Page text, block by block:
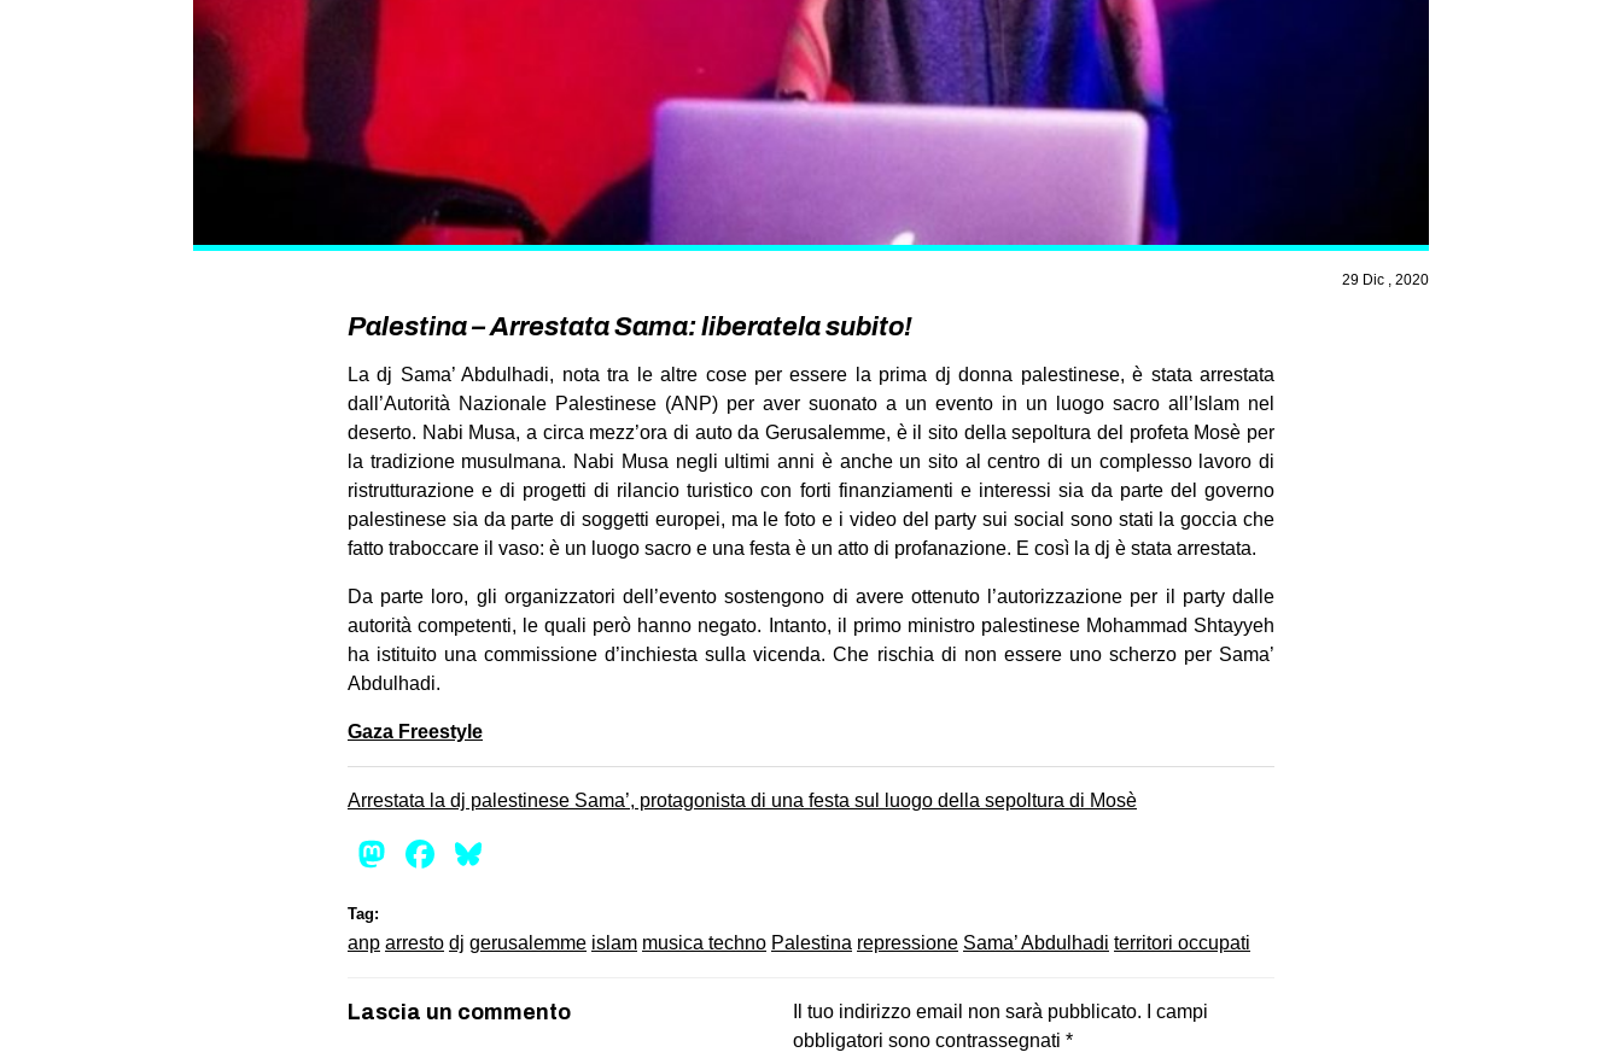
29 Dic , 2020
Palestina – Arrestata Sama: liberatela subito!
La dj Sama’ Abdulhadi, nota tra le altre cose per essere la prima dj donna palestinese, è stata arrestata
dall’Autorità Nazionale Palestinese (ANP) per aver suonato a un evento in un luogo sacro all’Islam nel
deserto. Nabi Musa, a circa mezz’ora di auto da Gerusalemme, è il sito della sepoltura del profeta Mosè per
la tradizione musulmana. Nabi Musa negli ultimi anni è anche un sito al centro di un complesso lavoro di
ristrutturazione e di progetti di rilancio turistico con forti finanziamenti e interessi sia da parte del governo
palestinese sia da parte di soggetti europei, ma le foto e i video del party sui social sono stati la goccia che
fatto traboccare il vaso: è un luogo sacro e una festa è un atto di profanazione. E così la dj è stata arrestata.
Da parte loro, gli organizzatori dell’evento sostengono di avere ottenuto l’autorizzazione per il party dalle
autorità competenti, le quali però hanno negato. Intanto, il primo ministro palestinese Mohammad Shtayyeh
ha istituito una commissione d’inchiesta sulla vicenda. Che rischia di non essere uno scherzo per Sama’
Abdulhadi.
Gaza Freestyle
Arrestata la dj palestinese Sama’, protagonista di una festa sul luogo della sepoltura di Mosè
Mastodon
Facebook
Tag:
anp arresto dj gerusalemme islam musica techno Palestina repressione Sama’ Abdulhadi territori occupati
Lascia un commento Il tuo indirizzo email non sarà pubblicato.
I campi
obbligatori sono contrassegnati *